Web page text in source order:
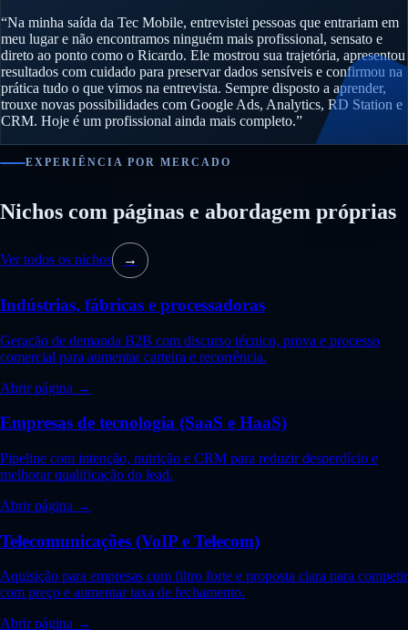
“Na minha saída da Tec Mobile, entrevistei pessoas que entrariam em
meu lugar e não encontramos ninguém mais profissional, sensato e
direto ao ponto como o Ricardo. Ele mostrou sua trajetória, apresentou
resultados com cuidado para preservar dados sensíveis e confirmou na
prática tudo o que vimos na entrevista. Sempre disposto a aprender,
trouxe novas possibilidades com Google Ads, Analytics, RD Station e
CRM. Hoje é um profissional ainda mais completo.”
EXPERIÊNCIA POR MERCADO
Nichos com páginas e abordagem próprias
Ver todos os nichos →
Indústrias, fábricas e processadoras
Geração de demanda B2B com discurso técnico, prova e processo
comercial para aumentar carteira e recorrência.
Abrir página →
Empresas de tecnologia (SaaS e HaaS)
Pipeline com intenção, nutrição e CRM para reduzir desperdício e
melhorar qualificação do lead.
Abrir página →
Telecomunicações (VoIP e Telecom)
Aquisição para empresas com filtro forte e proposta clara para competir
com preço e aumentar taxa de fechamento.
Abrir página →